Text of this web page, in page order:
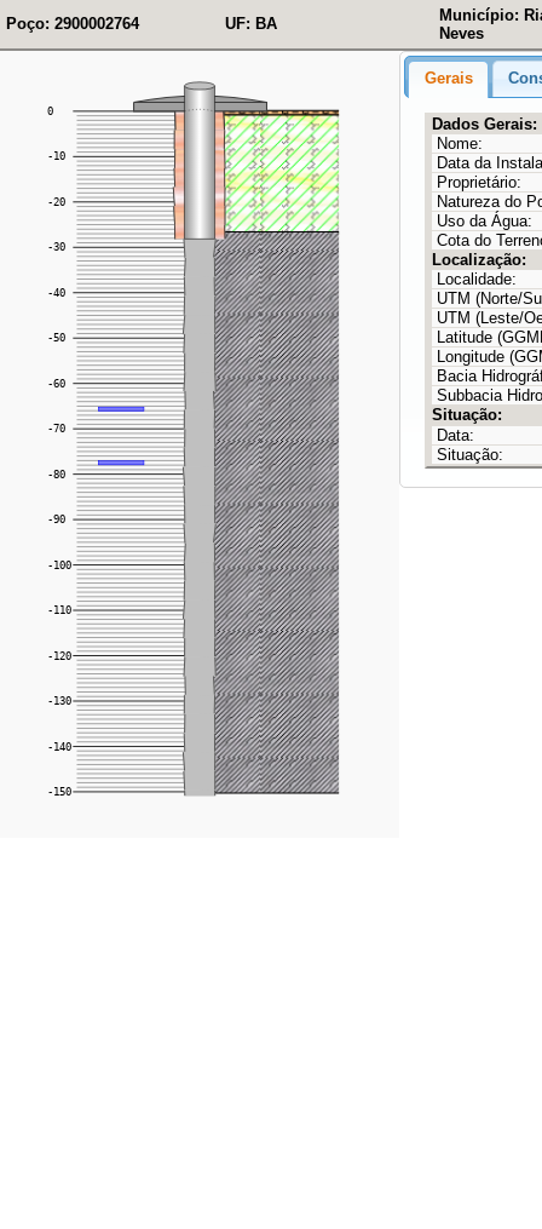
Poço: 2900002764 UF: BA
Município:
Neves
Gerais
Dados Gerais:
Nome:
Data da
Proprietário:
Natureza do
Uso da Água:
Cota do
Localização:
Localidade:
UTM (Norte/
UTM (Leste/
Latitude
Longitude
Bacia
Subbacia
Situação:
Data:
Situação: